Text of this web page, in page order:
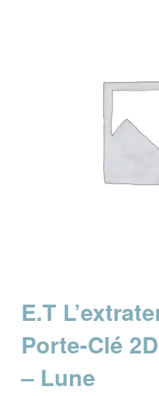
E.T
Porte-Clé
– Lune